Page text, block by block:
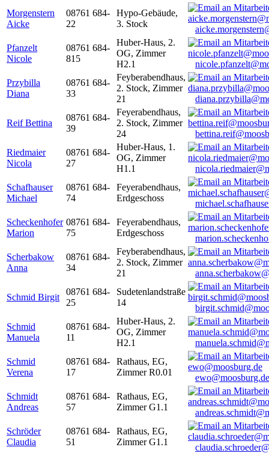
Morgenstern
Aicke
08761 684-
22
Hypo-Gebäude,
3. Stock
Pfanzelt
Nicole
08761 684-
815
Huber-Haus, 2.
OG, Zimmer
H2.1
Przybilla
Diana
08761 684-
33
Feyberabendhaus,
2. Stock, Zimmer
21
Reif Bettina
08761 684-
39
Feyerabendhaus,
2. Stock, Zimmer
24
Riedmaier
Nicola
08761 684-
27
Huber-Haus, 1.
OG, Zimmer
H1.1
Schafhauser
Michael
08761 684-
74
Feyerabendhaus,
Erdgeschoss
Scheckenhofer
Marion
08761 684-
75
Feyerabendhaus,
Erdgeschoss
Scherbakow
Anna
08761 684-
34
Feyberabendhaus,
2. Stock, Zimmer
21
Schmid Birgit
08761 684-
25
Sudetenlandstraße
14
Schmid
Manuela
08761 684-
11
Huber-Haus, 2.
OG, Zimmer
H2.1
Schmid
Verena
08761 684-
17
Rathaus, EG,
Zimmer R0.01
ewo@moosburg.de
Schmidt
Andreas
08761 684-
57
Rathaus, EG,
Zimmer G1.1
Schröder
Claudia
08761 684-
51
Rathaus, EG,
Zimmer G1.1